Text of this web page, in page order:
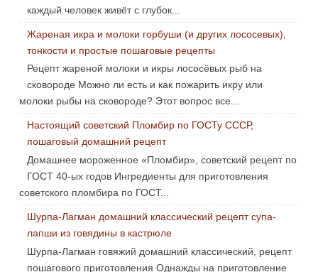
каждый человек живёт с глубок...
Жареная икра и молоки горбуши (и других лососевых),
тонкости и простые пошаговые рецепты
Рецепт жареной молоки и икры лососёвых рыб на
сковороде Можно ли есть и как пожарить икру или
молоки рыбы на сковороде? Этот вопрос все...
Настоящий советский Пломбир по ГОСТу СССР,
пошаговый домашний рецепт
Домашнее мороженное «Пломбир», советский рецепт по
ГОСТ 40-ых годов Ингредиенты для приготовления
советского пломбира по ГОСТ...
Шурпа-Лагман домашний классический рецепт супа-
лапши из говядины в кастрюле
Шурпа-Лагман говяжий домашний классический, рецепт
пошагового приготовления Однажды на приготовление